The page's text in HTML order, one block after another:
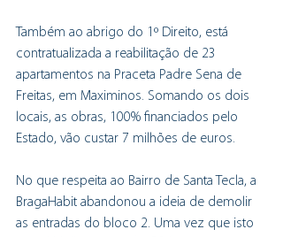
Também ao abrigo do 1º Direito, está
contratualizada a reabilitação de 23
apartamentos na Praceta Padre Sena de
Freitas, em Maximinos. Somando os dois
locais, as obras, 100% financiados pelo
Estado, vão custar 7 milhões de euros.
No que respeita ao Bairro de Santa Tecla, a
BragaHabit abandonou a ideia de demolir
as entradas do bloco 2. Uma vez que isto